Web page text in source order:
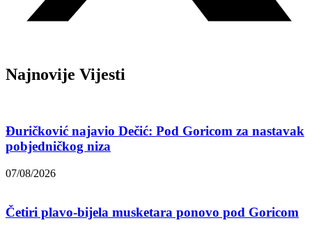
Najnovije Vijesti
Đuričković najavio Dečić: Pod Goricom za nastavak
pobjedničkog niza
07/08/2026
Četiri plavo-bijela musketara ponovo pod Goricom